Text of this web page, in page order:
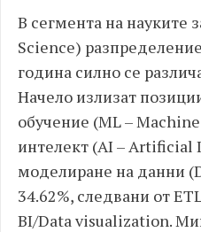
В сегмента на науките
Science)
година силно се
Начело излизат
обучение (ML –
интелект (AI –
моделиране на данни
34.62%, следвани от
BI/Data visualization.